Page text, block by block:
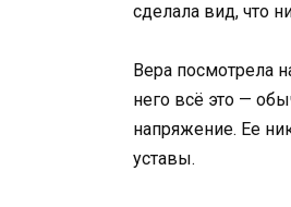
сделала вид, что
Вера посмотрела
него всё это —
напряжение. Ее
уставы.